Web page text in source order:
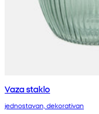
Vaza staklo
jednostavan, dekorativan